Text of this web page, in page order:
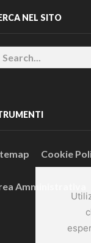
NEL SITO
Cookie
Amministrativa